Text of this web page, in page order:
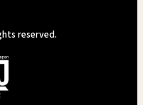
reserved.